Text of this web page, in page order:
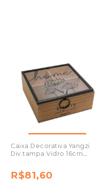
Caixa Decorativa Yangzi
Div.tampa Vidro 16cm
R$81,60